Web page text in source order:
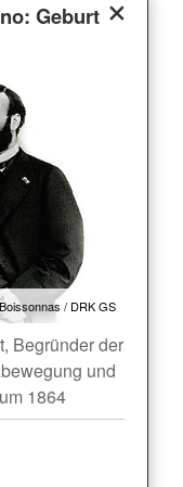
Geburt
/ DRK GS
Begründer der
und
1864